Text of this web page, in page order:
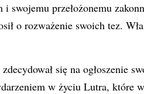
swojemu przełożonemu
o rozważenie swoich tez.
się na ogłoszenie
w życiu Lutra, które